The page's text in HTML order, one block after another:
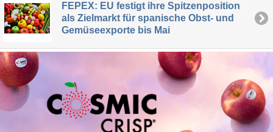
FEPEX: EU festigt ihre Spitzenposition
als Zielmarkt für spanische Obst- und
Gemüseexporte bis Mai